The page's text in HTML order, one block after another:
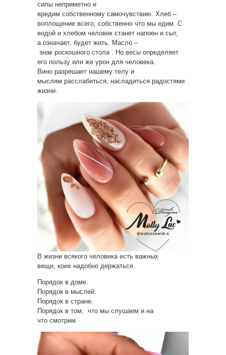
силы неприметно и
вредим собственному самочувствию. Хлеб –
воплощение всего, собственно что мы едим. С
водой и хлебом человек станет напоен и сыт,
а означает, будет жить. Масло –
знак роскошного стола . Но весы определяет
его пользу или же урон для человека.
Вино разрешает нашему телу и
мыслям расслабиться, насладиться радостями
жизни.
В жизни всякого человека есть важных
вещи, коих надобно держаться.
Порядок в доме.
Порядок в мыслей.
Порядок в стране.
Порядок в том, что мы слушаем и на
что смотрим.